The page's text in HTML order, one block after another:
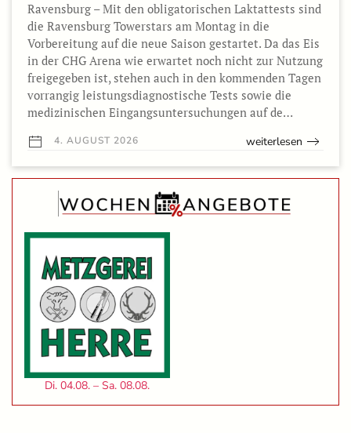
Ravensburg – Mit den obligatorischen Laktattests sind
die Ravensburg Towerstars am Montag in die
Vorbereitung auf die neue Saison gestartet. Da das Eis
in der CHG Arena wie erwartet noch nicht zur Nutzung
freigegeben ist, stehen auch in den kommenden Tagen
vorrangig leistungsdiagnostische Tests sowie die
medizinischen Eingangsuntersuchungen auf de…
4. AUGUST 2026 weiterlesen
Di. 04.08. – Sa. 08.08.